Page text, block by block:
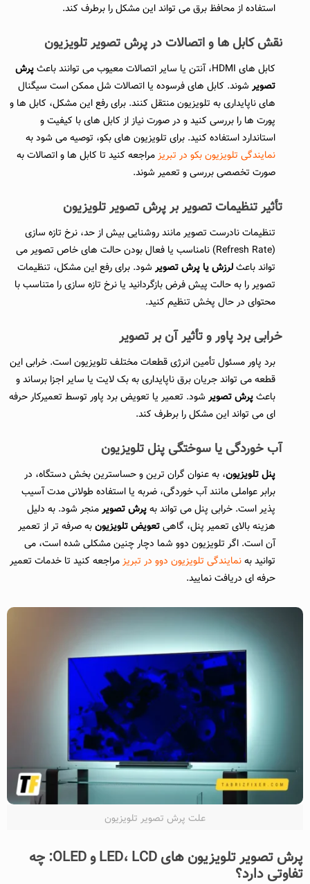
استفاده از محافظ برق می تواند این مشکل را برطرف کند.
نقش کابل ها و اتصالات در پرش تصویر تلویزیون
کابل های HDMI، آنتن یا سایر اتصالات معیوب می توانند باعث
پرش
تصویر شوند. کابل های فرسوده یا اتصالات شل ممکن است سیگنال
های ناپایداری به تلویزیون منتقل کنند. برای رفع این مشکل، کابل ها و
پورت ها را بررسی کنید و در صورت نیاز از کابل های با کیفیت و
استاندارد استفاده کنید. برای تلویزیون های بکو، توصیه می شود به
نمایندگی تلویزیون بکو در تبریزمراجعه کنید تا کابل ها و اتصالات به
صورت تخصصی بررسی و تعمیر شوند.
تأثیر تنظیمات تصویر بر پرش تصویر تلویزیون
تنظیمات نادرست تصویر مانند روشنایی بیش از حد، نرخ تازه سازی
(Refresh Rate) نامناسب یا فعال بودن حالت های خاص تصویر می
تواند باعثلرزش یا پرش تصویر شود. برای رفع این مشکل، تنظیمات
تصویر را به حالت پیش فرض بازگردانید یا نرخ تازه سازی را متناسب با
محتوای در حال پخش تنظیم کنید.
خرابی برد پاور و تأثیر آن بر تصویر
برد پاور مسئول تأمین انرژی قطعات مختلف تلویزیون است. خرابی این
قطعه می تواند جریان برق ناپایداری به بک لایت یا سایر اجزا برساند و
باعثپرش تصویر شود. تعمیر یا تعویض برد پاور توسط تعمیرکار حرفه
ای می تواند این مشکل را برطرف کند.
آب خوردگی یا سوختگی پنل تلویزیون
پنل تلویزیون، به عنوان گران ترین و حساسترین بخش دستگاه، در
برابر عواملی مانند آب خوردگی، ضربه یا استفاده طولانی مدت آسیب
پذیر است. خرابی پنل می تواند بهپرش تصویرمنجر شود. به دلیل
هزینه بالای تعمیر پنل، گاهیتعویض تلویزیونبه صرفه تر از تعمیر
آن است. اگر تلویزیون دوو شما دچار چنین مشکلی شده است، می
توانید بهنمایندگی تلویزیون دوو در تبریزمراجعه کنید تا خدمات تعمیر
حرفه ای دریافت نمایید.
علت پرش تصویر تلویزیون
پرش تصویر تلویزیون های LED، LCD و OLED: چه
تفاوتی دارد؟